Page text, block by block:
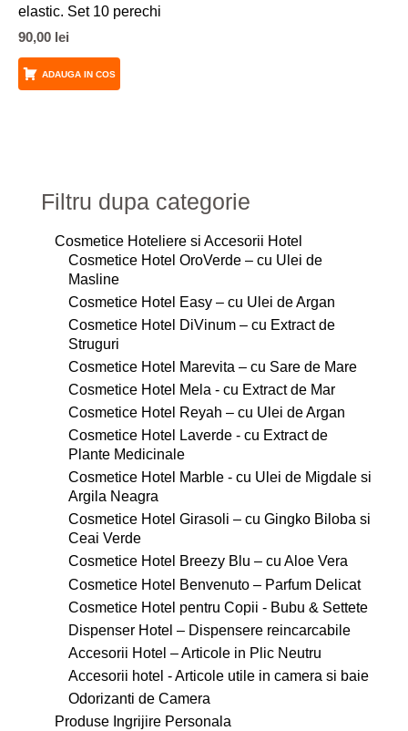
Filtru dupa categorie
Cosmetice Hoteliere si Accesorii Hotel
Cosmetice Hotel OroVerde – cu Ulei de
Masline
Cosmetice Hotel Easy – cu Ulei de Argan
Cosmetice Hotel DiVinum – cu Extract de
Struguri
Cosmetice Hotel Marevita – cu Sare de Mare
Cosmetice Hotel Mela - cu Extract de Mar
Cosmetice Hotel Reyah – cu Ulei de Argan
Cosmetice Hotel Laverde - cu Extract de
Plante Medicinale
Cosmetice Hotel Marble - cu Ulei de Migdale si
Argila Neagra
Cosmetice Hotel Girasoli – cu Gingko Biloba si
Ceai Verde
Cosmetice Hotel Breezy Blu – cu Aloe Vera
Cosmetice Hotel Benvenuto – Parfum Delicat
Cosmetice Hotel pentru Copii - Bubu & Settete
Dispenser Hotel – Dispensere reincarcabile
Accesorii Hotel – Articole in Plic Neutru
Accesorii hotel - Articole utile in camera si baie
Odorizanti de Camera
Produse Ingrijire Personala
elastic. Set 10 perechi
90,00 lei
ADAUGA IN COS